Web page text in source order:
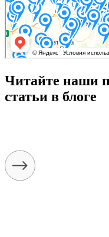
Читайте наши
статьи в блоге